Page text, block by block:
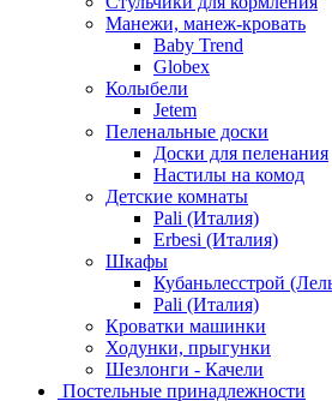
Манежи, манеж-кровать
Baby Trend
Globex
Колыбели
Jetem
Пеленальные доски
Доски для пеленания
Настилы на комод
Детские комнаты
Pali (Италия)
Erbesi (Италия)
Шкафы
Кубаньлесстрой
Pali (Италия)
Кроватки машинки
Ходунки, прыгунки
Шезлонги - Качели
Постельные принадлежности